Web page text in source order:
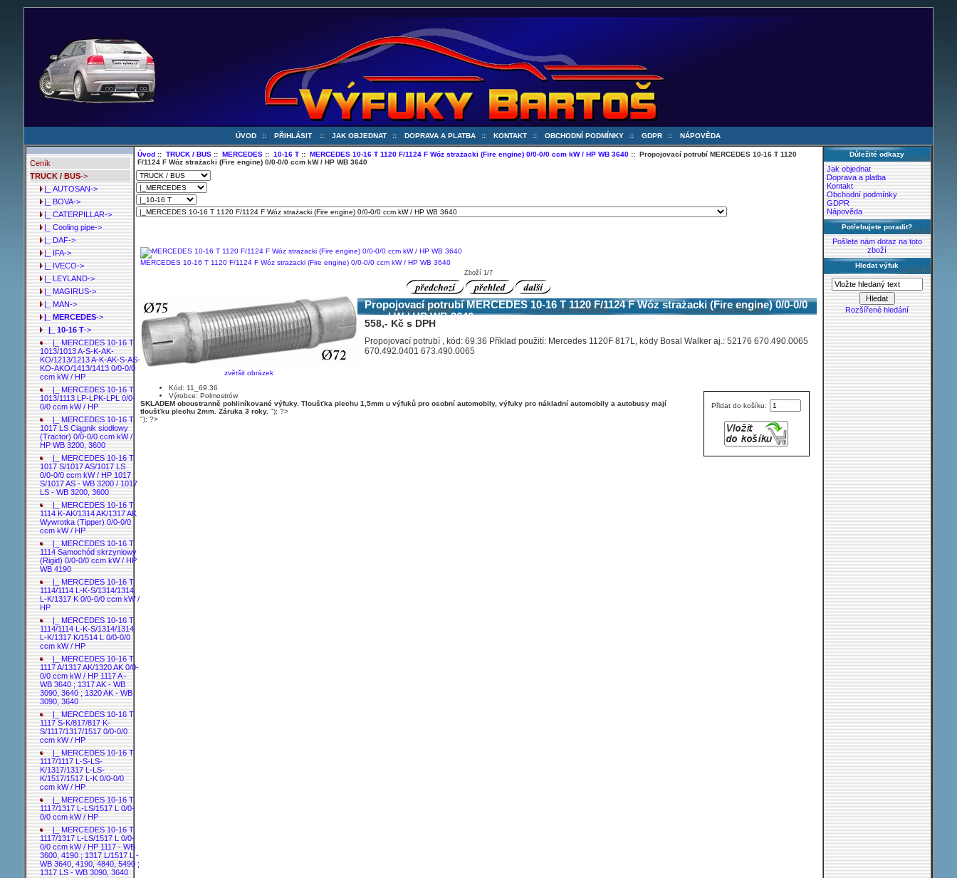
ÚVOD :: PŘIHLÁSIT :: JAK OBJEDNAT :: DOPRAVA A PLATBA :: KONTAKT :: OBCHODNÍ PODMÍNKY :: GDPR :: NÁPOVĚDA
Ceník
TRUCK / BUS->
|_ AUTOSAN->
|_ BOVA->
|_ CATERPILLAR->
|_ Cooling pipe->
|_ DAF->
|_ IFA->
|_ IVECO->
|_ LEYLAND->
|_ MAGIRUS->
|_ MAN->
|_ MERCEDES->
|_ 10-16 T->
|_ MERCEDES 10-16 T
1013/1013 A-S-K-AK-
KO/1213/1213 A-K-AK-S-AS-
KO-AKO/1413/1413 0/0-0/0
ccm kW / HP
|_ MERCEDES 10-16 T
1013/1113 LP-LPK-LPL 0/0-
0/0 ccm kW / HP
|_ MERCEDES 10-16 T
1017 LS Ciągnik siodłowy
(Tractor) 0/0-0/0 ccm kW /
HP WB 3200, 3600
|_ MERCEDES 10-16 T
1017 S/1017 AS/1017 LS
0/0-0/0 ccm kW / HP 1017
S/1017 AS - WB 3200 / 1017
LS - WB 3200, 3600
|_ MERCEDES 10-16 T
1114 K-AK/1314 AK/1317 AK
Wywrotka (Tipper) 0/0-0/0
ccm kW / HP
|_ MERCEDES 10-16 T
1114 Samochód skrzyniowy
(Rigid) 0/0-0/0 ccm kW / HP
WB 4190
|_ MERCEDES 10-16 T
1114/1114 L-K-S/1314/1314
L-K/1317 K 0/0-0/0 ccm kW /
HP
|_ MERCEDES 10-16 T
1114/1114 L-K-S/1314/1314
L-K/1317 K/1514 L 0/0-0/0
ccm kW / HP
|_ MERCEDES 10-16 T
1117 A/1317 AK/1320 AK 0/0-
0/0 ccm kW / HP 1117 A -
WB 3640 ; 1317 AK - WB
3090, 3640 ; 1320 AK - WB
3090, 3640
|_ MERCEDES 10-16 T
1117 S-K/817/817 K-
S/1117/1317/1517 0/0-0/0
ccm kW / HP
|_ MERCEDES 10-16 T
1117/1117 L-S-LS-
K/1317/1317 L-LS-
K/1517/1517 L-K 0/0-0/0
ccm kW / HP
|_ MERCEDES 10-16 T
1117/1317 L-LS/1517 L 0/0-
0/0 ccm kW / HP
|_ MERCEDES 10-16 T
1117/1317 L-LS/1517 L 0/0-
0/0 ccm kW / HP 1117 - WB
3600, 4190 ; 1317 L/1517 L -
WB 3640, 4190, 4840, 5490 ;
1317 LS - WB 3090, 3640
Úvod ::TRUCK / BUS ::MERCEDES ::10-16 T ::MERCEDES 10-16 T 1120 F/1124 F Wóz strażacki (Fire engine) 0/0-0/0 ccm kW / HP WB 3640 :: Propojovací potrubí MERCEDES 10-16 T 1120
F/1124 F Wóz strażacki (Fire engine) 0/0-0/0 ccm kW / HP WB 3640
MERCEDES 10-16 T 1120 F/1124 F Wóz strażacki (Fire engine) 0/0-0/0 ccm kW / HP WB 3640
Zboží 1/7
zvětšit obrázek
Propojovací potrubí MERCEDES 10-16 T 1120 F/1124 F Wóz strażacki (Fire engine) 0/0-0/0
ccm kW / HP WB 3640
558,- Kč s DPH
Propojovací potrubí , kód: 69.36 Příklad použití: Mercedes 1120F 817L, kódy Bosal Walker aj.: 52176 670.490.0065
670.492.0401 673.490.0065
Přidat do košíku:
Kód: 11_69.36
Výrobce: Polmostrów
SKLADEM oboustranně pohliníkované výfuky. Tloušťka plechu 1,5mm u výfuků pro osobní automobily, výfuky pro nákladní automobily a autobusy mají
tloušťku plechu 2mm. Záruka 3 roky. "); ?>
"); ?>
Důležité odkazy
Jak objednat
Doprava a platba
Kontakt
Obchodní podmínky
GDPR
Nápověda
Potřebujete poradit?
Pošlete nám dotaz na toto
zboží
Hledat výfuk
Rozšířené hledání